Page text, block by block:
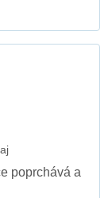
poprchává a